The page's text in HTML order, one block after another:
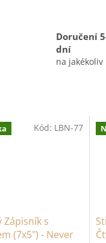
Doručení
dní
na jakékoliv
Zápisník s
(7x5") - Never
Kód: LBN-77